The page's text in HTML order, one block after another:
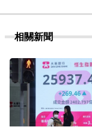
相關新聞